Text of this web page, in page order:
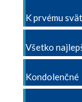
K prvému
Všetko
Kondolenčné